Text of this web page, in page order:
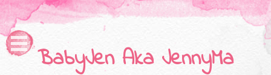
BabyJen Aka JennyMa